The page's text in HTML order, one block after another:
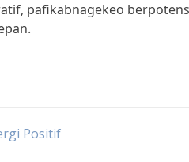
pafikabnagekeo
Positif